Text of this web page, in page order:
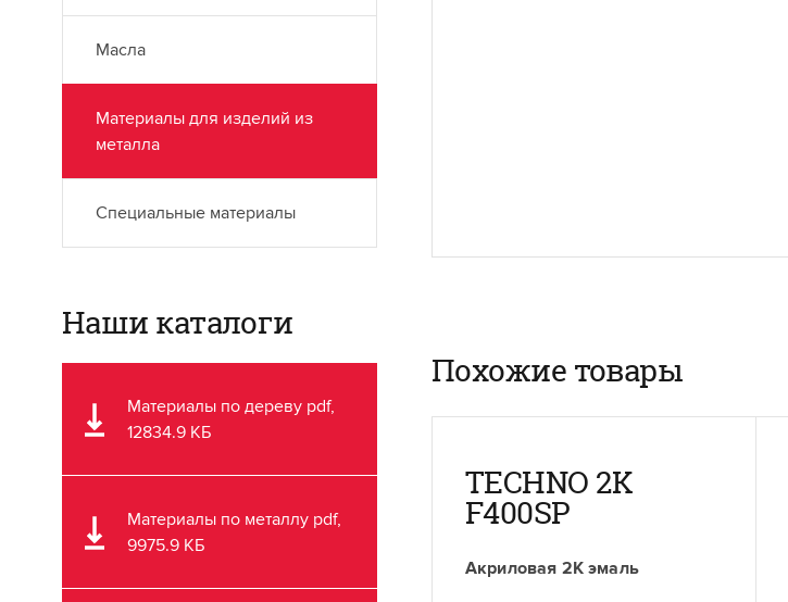
Масла
Материалы для изделий из
металла
Специальные материалы
Наши каталоги
Материалы по дереву pdf,
12834.9 КБ
Материалы по металлу pdf,
9975.9 КБ
Похожие товары
TECHNO 2K
F400SP
Акриловая 2К эмаль